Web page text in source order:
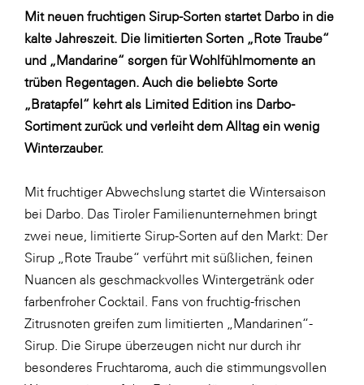
Colmobil Austria
Controller Institut
Darbo
Designer Outlets Parndorf und Salzburg
DOMOFERM
EY
FG UBIT Salzburg
foodaffairs
Fressnapf
FRoSTA
FV Energierohstoff & Kraftstoff
Gardena
Mit neuen fruchtigen Sirup-Sorten startet Darbo in die
kalte Jahreszeit. Die limitierten Sorten „Rote Traube“
und „Mandarine“ sorgen für Wohlfühlmomente an
trüben Regentagen. Auch die beliebte Sorte
„Bratapfel“ kehrt als Limited Edition ins Darbo-
Sortiment zurück und verleiht dem Alltag ein wenig
Winterzauber.
Mit fruchtiger Abwechslung startet die Wintersaison
bei Darbo. Das Tiroler Familienunternehmen bringt
zwei neue, limitierte Sirup-Sorten auf den Markt: Der
Sirup „Rote Traube“ verführt mit süßlichen, feinen
Nuancen als geschmackvolles Wintergetränk oder
farbenfroher Cocktail. Fans von fruchtig-frischen
Zitrusnoten greifen zum limitierten „Mandarinen“-
Sirup. Die Sirupe überzeugen nicht nur durch ihr
besonderes Fruchtaroma, auch die stimmungsvollen